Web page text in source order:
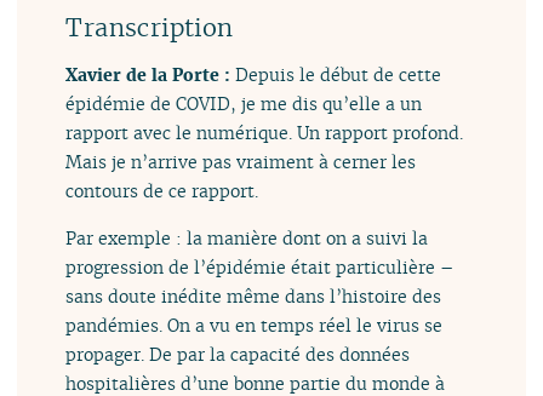
Transcription
Xavier de la Porte :Depuis le début de cette
épidémie de COVID, je me dis qu’elle a un
rapport avec le numérique. Un rapport profond.
Mais je n’arrive pas vraiment à cerner les
contours de ce rapport.
Par exemple : la manière dont on a suivi la
progression de l’épidémie était particulière –
sans doute inédite même dans l’histoire des
pandémies. On a vu en temps réel le virus se
propager. De par la capacité des données
hospitalières d’une bonne partie du monde à